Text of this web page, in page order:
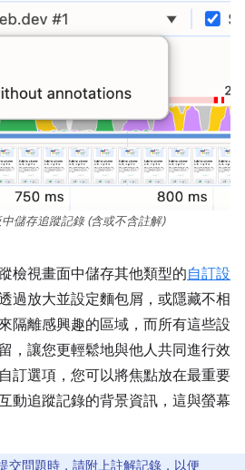
儲存追蹤記錄 (含或不含註解)
檢視畫面中儲存其他類型的自訂設
過放大並設定麵包屑，或隱藏不相
隔離感興趣的區域，而所有這些設
，讓您更輕鬆地與他人共同進行效
訂選項，您可以將焦點放在最重要
動追蹤記錄的背景資訊，這與螢幕
交問題時，請附上註解記錄，以便